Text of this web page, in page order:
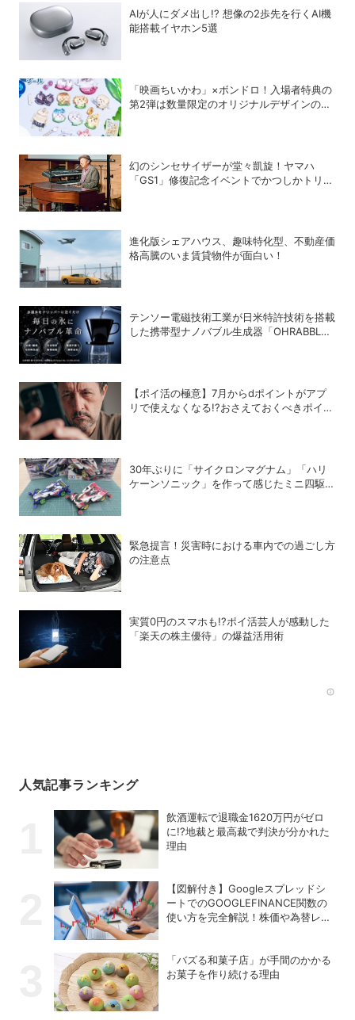
AIが人にダメ出し!? 想像の2歩先を行くAI機
能搭載イヤホン5選
「映画ちいかわ」×ボンドロ！入場者特典の
第2弾は数量限定のオリジナルデザインのボ
幻のシンセサイザーが堂々凱旋！ヤマハ
「GS1」修復記念イベントでかつしかトリオ
進化版シェアハウス、趣味特化型、不動産価
格高騰のいま賃貸物件が面白い！
テンソー電磁技術工業が日米特許技術を搭載
した携帯型ナノバブル生成器「OHRABBLE
【ポイ活の極意】7月からdポイントがアプ
リで使えなくなる!?おさえておくべきポイン
30年ぶりに「サイクロンマグナム」「ハリ
ケーンソニック」を作って感じたミニ四駆の
緊急提言！災害時における車内での過ごし方
の注意点
実質0円のスマホも!?ポイ活芸人が感動した
「楽天の株主優待」の爆益活用術
人気記事ランキング
飲酒運転で退職金1620万円がゼロ
に!?地裁と最高裁で判決が分かれた
理由
【図解付き】Googleスプレッドシ
ートでのGOOGLEFINANCE関数の
使い方を完全解説！株価や為替レー
「バズる和菓子店」が手間のかかる
お菓子を作り続ける理由